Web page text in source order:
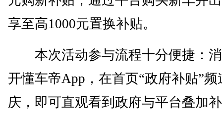
享至高1000元置换补贴。
本次活动参与流程十分便捷：消
开懂车帝App，在首页“政府补贴”
庆，即可直观看到政府与平台叠加